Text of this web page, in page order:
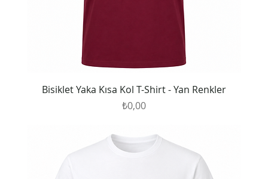
Bisiklet Yaka Kısa Kol T-Shirt - Yan Renkler
Fiyat
₺0,00